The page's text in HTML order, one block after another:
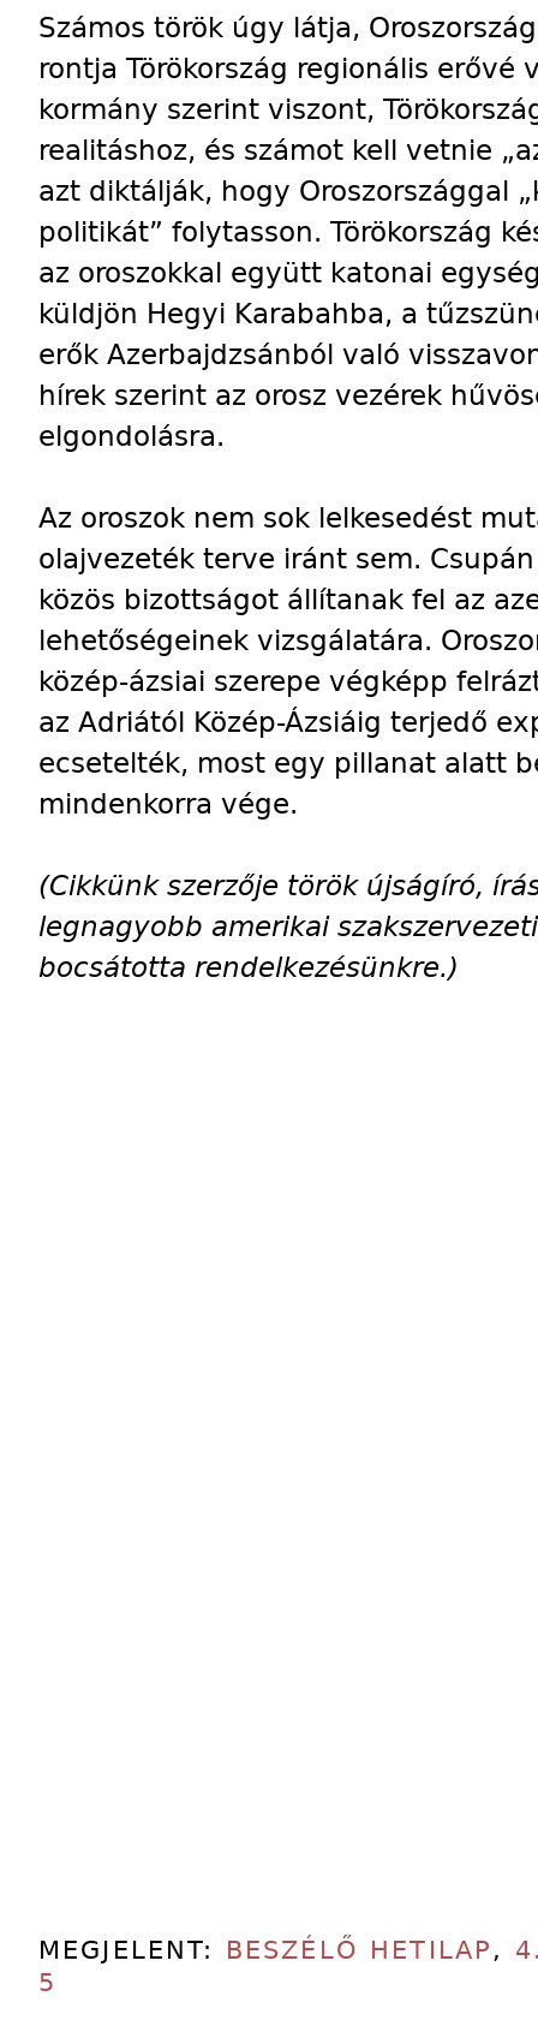
Számos török úgy látja,
rontja Törökország regionális erővé
kormány szerint viszont,
realitáshoz, és számot kell vetnie
azt diktálják, hogy Oroszországgal
politikát” folytasson. Törökország
az oroszokkal együtt katonai
küldjön Hegyi Karabahba, a
erők Azerbajdzsánból való
hírek szerint az orosz vezérek
elgondolásra.
Az oroszok nem sok lelkesedést
olajvezeték terve iránt sem.
közös bizottságot állítanak fel az
lehetőségeinek vizsgálatára.
közép-ázsiai szerepe végképp
az Adriától Közép-Ázsiáig terjedő
ecsetelték, most egy pillanat alatt
mindenkorra vége.
(Cikkünk szerzője török újságíró,
legnagyobb amerikai
bocsátotta rendelkezésünkre.)
MEGJELENT: BESZÉLŐ HETILAP ,
5